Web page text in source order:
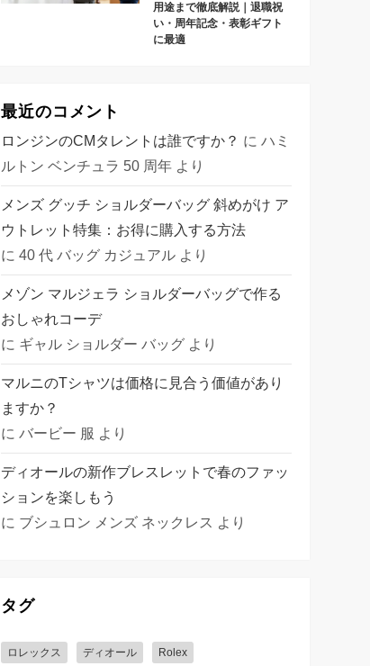
用途まで徹底解説｜退職祝
い・周年記念・表彰ギフト
に最適
最近のコメント
ロンジンのCMタレントは誰ですか？ に ハミ
ルトン ベンチュラ 50 周年より
メンズ グッチ ショルダーバッグ 斜めがけ ア
ウトレット特集：お得に購入する方法
に 40 代 バッグ カジュアルより
メゾン マルジェラ ショルダーバッグで作る
おしゃれコーデ
に ギャル ショルダー バッグより
マルニのTシャツは価格に見合う価値があり
ますか？
に バービー 服 より
ディオールの新作ブレスレットで春のファッ
ションを楽しもう
に ブシュロン メンズ ネックレス より
タグ
ロレックス ディオール Rolex